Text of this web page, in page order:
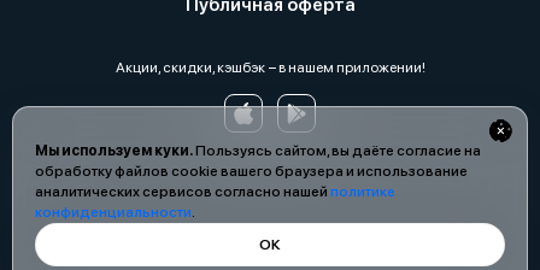
Мы используем куки.Пользуясь сайтом, вы даёте согласие на
обработку файлов cookie вашего браузера и использование
аналитических сервисов согласно нашей политике
конфиденциальности.
ОК
Публичная оферта
Акции, скидки, кэшбэк − в нашем приложении!